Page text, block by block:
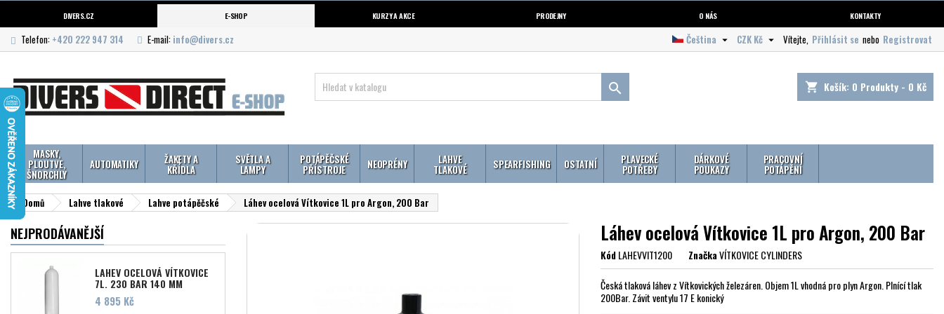
DIVERS.CZ E-SHOP KURZY A AKCE PRODEJNY O NÁS KONTAKTY
Telefon: +420 222 947 314 E-mail: info@divers.cz Vítejte, Přihlásit se nebo Registrovat
CZK Kč 
Čeština 
shopping_cart Košík: 0 Produkty - 0 Kč

MASKY,
PLOUTVE,
ŠNORCHLY
AUTOMATIKY ŽAKETY A
KŘÍDLA
SVĚTLA A
LAMPY
POTÁPĚČSKÉ
PŘÍSTROJE NEOPRÉNY LAHVE
TLAKOVÉ SPEARFISHING OSTATNÍ PLAVECKÉ
POTŘEBY
DÁRKOVÉ
POUKAZY
PRACOVNÍ
POTÁPĚNÍ
Domů Lahve tlakové Lahve potápěčské Láhev ocelová Vítkovice 1L pro Argon, 200 Bar
NEJPRODÁVANĚJŠÍ
LAHEV OCELOVÁ VÍTKOVICE
7L, 230 BAR 140 MM
Cena
4 895 Kč
Láhev ocelová Vítkovice 1L pro Argon, 200 Bar
KódLAHEVVIT1200 ZnačkaVÍTKOVICE CYLINDERS
Česká tlaková láhev z Vítkovických železáren. Objem 1L vhodná pro plyn Argon. Plnící tlak
200Bar. Závit ventylu 17 E konický